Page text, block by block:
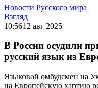
Новости Русского мира
Взгляд
10:5612 авг 2025
В России осудили
русский язык из
Языковой омбудсмен на
на Европейскую хартию